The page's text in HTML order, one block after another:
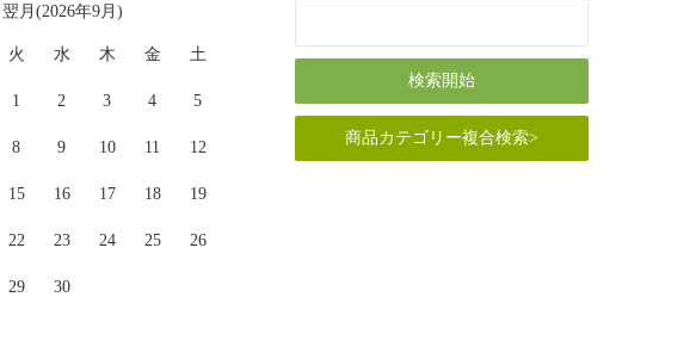
翌月(2026年9月)
火 水 木 金 土
1 2 3 4 5
8 9 10 11 12
15 16 17 18 19
22 23 24 25 26
29 30
商品カテゴリー複合検索>